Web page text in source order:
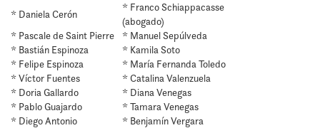
* Daniela Cerón
* Franco Schiappacasse
(abogado)
* Pascale de Saint Pierre
* Manuel Sepúlveda
* Bastián Espinoza
* Kamila Soto
* Felipe Espinoza
* María Fernanda Toledo
* Víctor Fuentes
* Catalina Valenzuela
* Doria Gallardo
* Diana Venegas
* Pablo Guajardo
* Tamara Venegas
* Diego Antonio
* Benjamín Vergara